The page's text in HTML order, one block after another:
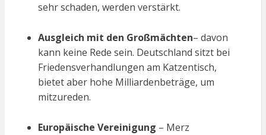
sehr schaden, werden verstärkt.
Ausgleich mit den Großmächten– davon
kann keine Rede sein. Deutschland sitzt bei
Friedensverhandlungen am Katzentisch,
bietet aber hohe Milliardenbeträge, um
mitzureden.
Europäische Vereinigung – Merz